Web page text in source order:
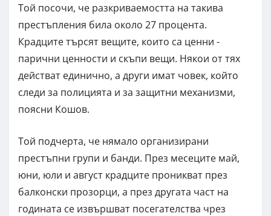
Той посочи, че разкриваемостта на такива
престъпления била около 27 процента.
Крадците търсят вещите, които са ценни -
парични ценности и скъпи вещи. Някои от тях
действат единично, а други имат човек, който
следи за полицията и за защитни механизми,
поясни Кошов.
Той подчерта, че нямало организирани
престъпни групи и банди. През месеците май,
юни, юли и август крадците проникват през
балконски прозорци, а през другата част на
годината се извършват посегателства чрез